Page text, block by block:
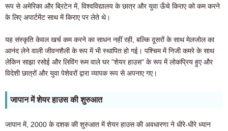
रूप से अमेरिका और ब्रिटेन में, विश्वविद्यालय के छात्र और युवा ऊँचे किराए को कम करने
के लिए अपार्टमेंट साथ में किराए पर लेते थे।
यह संस्कृति केवल खर्च कम करने का साधन नहीं रही, बल्कि दूसरों के साथ मेलजोल का
आनंद लेने वाली जीवनशैली के रूप में भी स्थापित हो गई। पश्चिम में निजी कमरे के साथ
लेकिन साझा रसोई और लिविंग रूम वाले घर "शेयर हाउस" के रूप में लोकप्रिय हुए और
विदेशी छात्रों और युवा पेशेवरों द्वारा व्यापक रूप से अपनाए गए।
जापान में शेयर हाउस की शुरुआत
जापान में, 2000 के दशक की शुरुआत में शेयर हाउस की अवधारणा ने धीरे-धीरे ध्यान